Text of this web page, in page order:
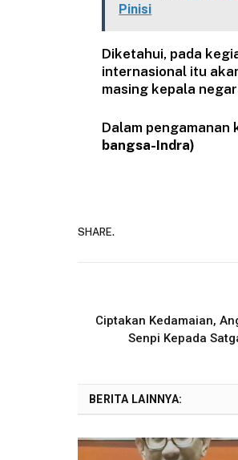
Pinisi
Diketahui, pada
internasional itu
masing kepala
Dalam
bangsa-Indra)
SHARE.
Ciptakan Kedamaian,
Senpi Kepada
BERITA LAINNYA: